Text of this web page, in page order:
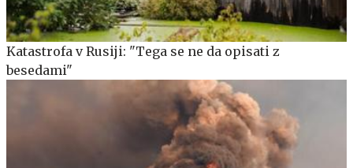
Katastrofa v Rusiji: "Tega se ne da opisati z
besedami"